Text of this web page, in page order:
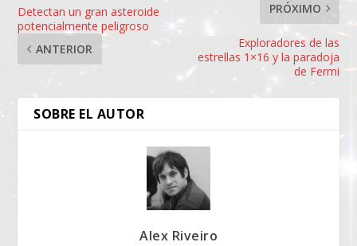
Detectan un gran asteroide
potencialmente peligroso
ANTERIOR
PRÓXIMO
Exploradores de las
estrellas 1×16 y la paradoja
de Fermi
SOBRE EL AUTOR
Alex Riveiro